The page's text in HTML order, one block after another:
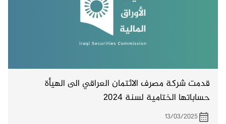
قدمت شركة مصرف الائتمان العراقي الى الهيأة
حساباتها الختامية لسنة 2024
13/03/2025